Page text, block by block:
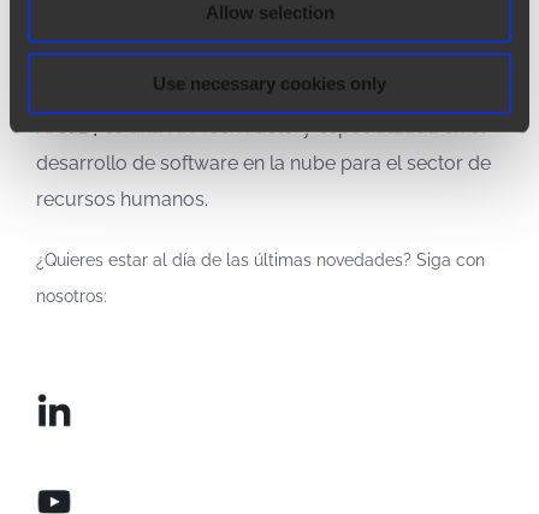
Allow selection
Use necessary cookies only
Quienes somos
Arca24es una HR Tech Factory especializada en el
desarrollo de software en la nube para el sector de
recursos humanos.
¿Quieres estar al día de las últimas novedades? Siga con
nosotros: